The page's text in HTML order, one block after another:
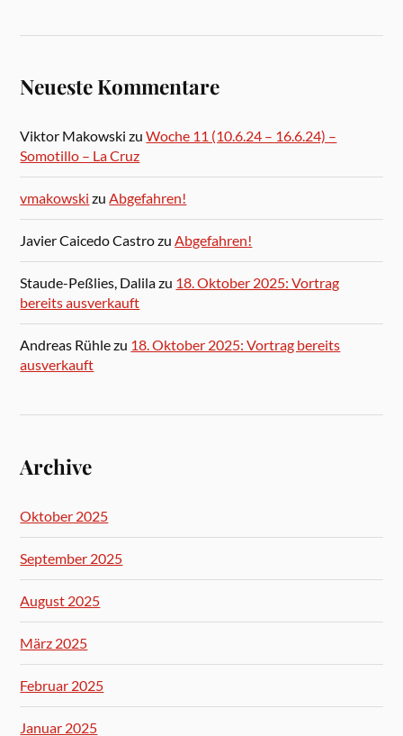
Neueste Kommentare
Viktor Makowski zuWoche 11 (10.6.24 – 16.6.24) –
Somotillo – La Cruz
vmakowski zuAbgefahren!
Javier Caicedo CastrozuAbgefahren!
Staude-Peßlies, Dalilazu 18. Oktober 2025: Vortrag
bereits ausverkauft
Andreas Rühlezu 18. Oktober 2025: Vortrag bereits
ausverkauft
Archive
Oktober 2025
September 2025
August 2025
März 2025
Februar 2025
Januar 2025